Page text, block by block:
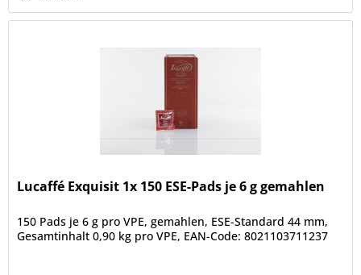
Lucaffé Exquisit 1x 150 ESE-Pads je 6 g gemahlen
150 Pads je 6 g pro VPE, gemahlen, ESE-Standard 44 mm,
Gesamtinhalt 0,90 kg pro VPE, EAN-Code: 8021103711237